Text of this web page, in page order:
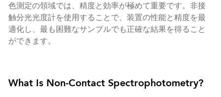
色測定の領域では、精度と効率が極めて重要です。非接
触分光光度計を使用することで、装置の性能と精度を最
適化し、最も困難なサンプルでも正確な結果を得ること
ができます。
What Is Non-Contact Spectrophotometry?